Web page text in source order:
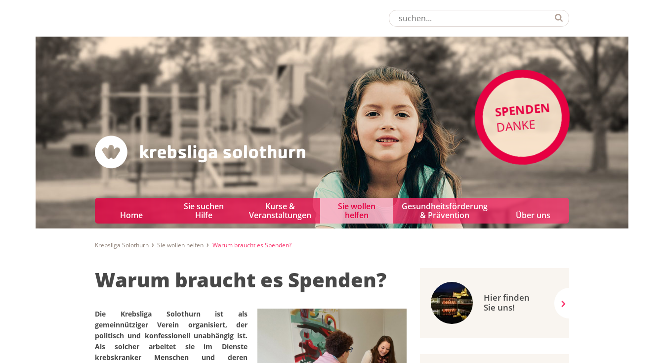
SPENDEN
DANKE
Home
Sie suchen
Hilfe
Kurse &
Veranstaltungen
Sie wollen
helfen
Gesundheitsförderung
& Prävention
Über uns
Krebsliga Solothurn Sie wollen helfen Warum braucht es Spenden?
Warum braucht es Spenden?
Die Krebsliga Solothurn ist als
gemeinnütziger Verein organisiert, der
politisch und konfessionell unabhängig ist.
Als solcher arbeitet sie im Dienste
krebskranker Menschen und deren
Hier finden
Sie uns!